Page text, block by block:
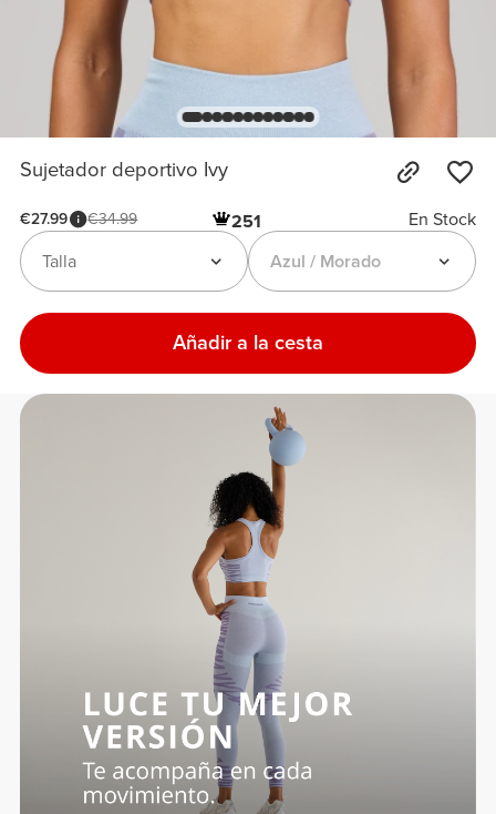
Sujetador deportivo Ivy
€27.99 €34.99 251
En Stock
Azul / Morado
Talla
Añadir a la cesta